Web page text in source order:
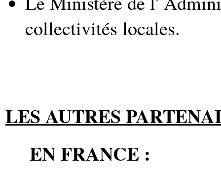
collectivités locales.
LES AUTRES
EN FRANCE :